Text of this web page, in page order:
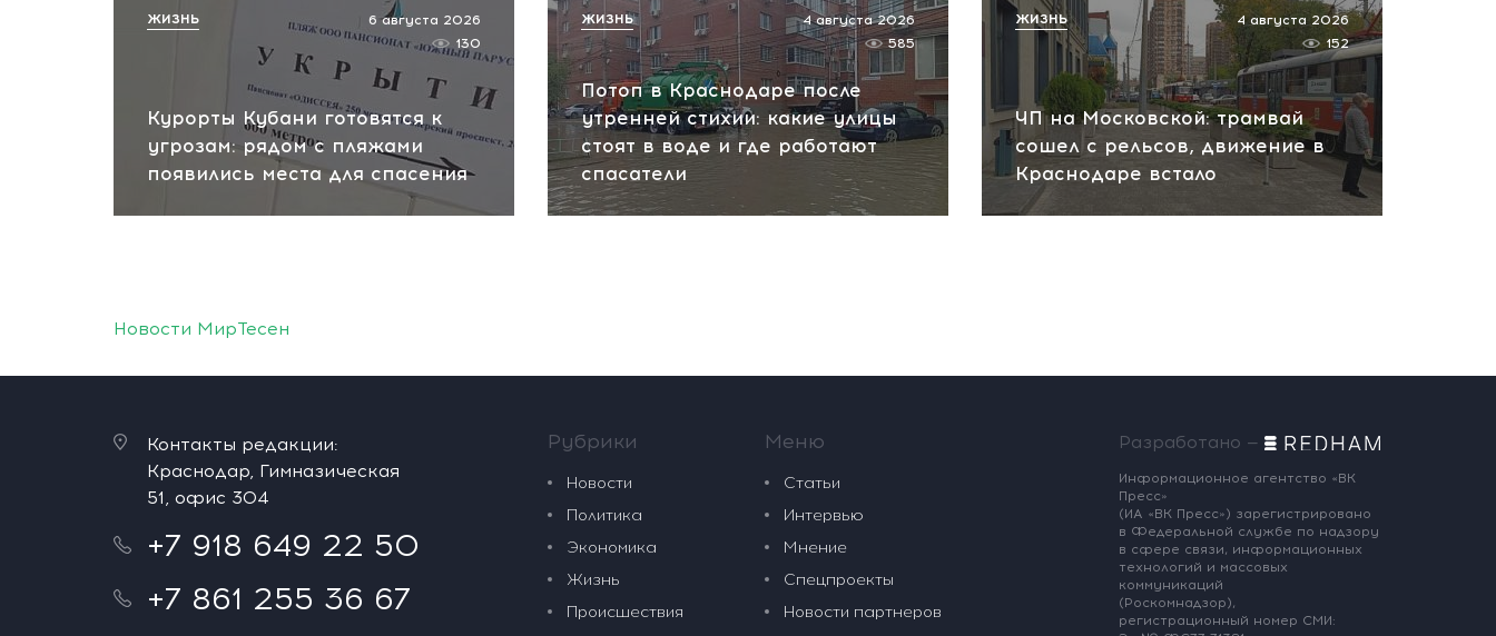
Курорты Кубани готовятся к
угрозам: рядом с пляжами
появились места для спасения
6 августа 2026
130
ЖИЗНЬ
Потоп в Краснодаре после
утренней стихии: какие улицы
стоят в воде и где работают
спасатели
4 августа 2026
585
ЖИЗНЬ
ЧП на Московской: трамвай
сошел с рельсов, движение в
Краснодаре встало
4 августа 2026
152
ЖИЗНЬ
Новости МирТесен
Контакты редакции:
Краснодар, Гимназическая
51, офис 304
+7 918 649 22 50
+7 861 255 36 67
Рубрики
Новости
Политика
Экономика
Жизнь
Происшествия
Меню
Статьи
Интервью
Мнение
Спецпроекты
Новости партнеров
Разработано —
Информационное агентство «ВК
Пресс»
(ИА «ВК Пресс») зарегистрировано
в Федеральной службе по надзору
в сфере связи, информационных
технологий и массовых
коммуникаций
(Роскомнадзор),
регистрационный номер СМИ: